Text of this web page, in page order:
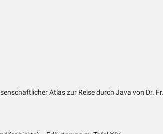
Atlas zur Reise durch Java von Dr. Fr.